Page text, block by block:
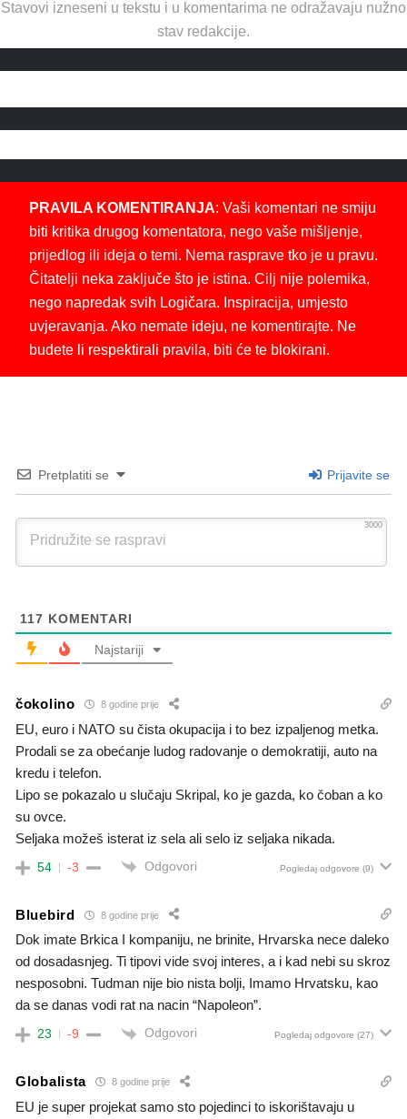
Stavovi izneseni u tekstu i u komentarima ne odražavaju nužno
stav redakcije.
PRAVILA KOMENTIRANJA: Vaši komentari ne smiju
biti kritika drugog komentatora, nego vaše mišljenje,
prijedlog ili ideja o temi. Nema rasprave tko je u pravu.
Čitatelji neka zaključe što je istina. Cilj nije polemika,
nego napredak svih Logičara. Inspiracija, umjesto
uvjeravanja. Ako nemate ideju, ne komentirajte. Ne
budete li respektirali pravila, biti će te blokirani.
Pretplatiti se Prijavite se
3000
117 KOMENTARI
Najstariji
čokolino 8 godine prije
EU, euro i NATO su čista okupacija i to bez izpaljenog metka.
Prodali se za obećanje ludog radovanje o demokratiji, auto na
kredu i telefon.
Lipo se pokazalo u slučaju Skripal, ko je gazda, ko čoban a ko
su ovce.
Seljaka možeš isterat iz sela ali selo iz seljaka nikada.
54 -3 Odgovori Pogledaj odgovore (9)
Bluebird 8 godine prije
Dok imate Brkica I kompaniju, ne brinite, Hrvarska nece daleko
od dosadasnjeg. Ti tipovi vide svoj interes, a i kad nebi su skroz
nesposobni. Tudman nije bio nista bolji, Imamo Hrvatsku, kao
da se danas vodi rat na nacin “Napoleon”.
23 -9 Odgovori Pogledaj odgovore (27)
Globalista 8 godine prije
EU je super projekat samo sto pojedinci to iskorištavaju u